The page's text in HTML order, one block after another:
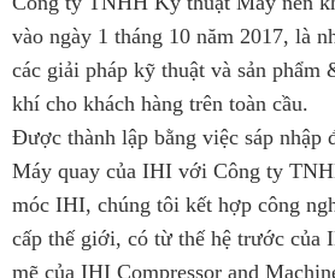
vào ngày 1 tháng 10 năm 2017, là
các giải pháp kỹ thuật và sản phẩm
khí cho khách hàng trên toàn cầu.
Được thành lập bằng việc sáp nhập
Máy quay của IHI với Công ty
móc IHI, chúng tôi kết hợp công
cấp thế giới, có từ thế hệ trước của
mẽ của IHI Compressor and